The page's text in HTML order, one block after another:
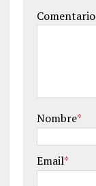
Comentario
Nombre*
Email*